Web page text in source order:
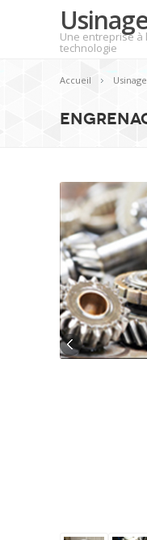
Une entreprise à
technologie
Accueil Usinage